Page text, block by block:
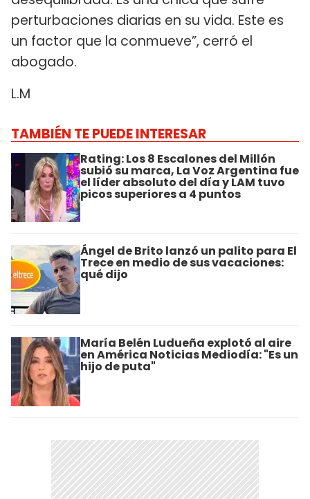
perturbaciones diarias en su vida. Este es
un factor que la conmueve”, cerró el
abogado.
L.M
TAMBIÉN TE PUEDE INTERESAR
Rating: Los 8 Escalones del Millón
subió su marca, La Voz Argentina fue
el líder absoluto del día y LAM tuvo
picos superiores a 4 puntos
Ángel de Brito lanzó un palito para El
Trece en medio de sus vacaciones:
qué dijo
María Belén Ludueña explotó al aire
en América Noticias Mediodía: "Es un
hijo de puta"